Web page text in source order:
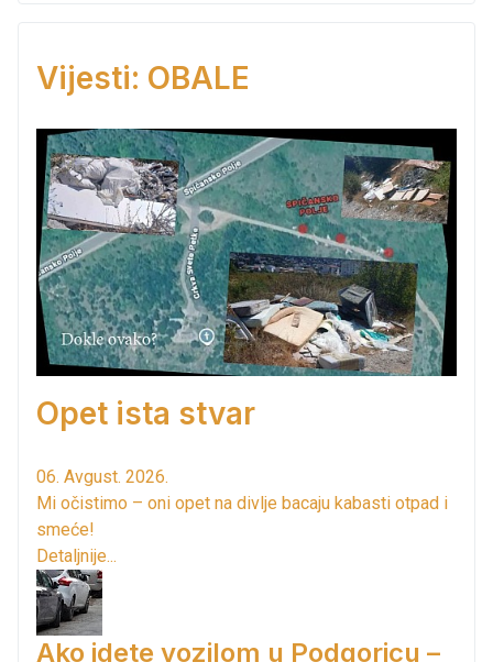
Vijesti: OBALE
Opet ista stvar
06. Avgust. 2026.
Mi očistimo – oni opet na divlje bacaju kabasti otpad i
smeće!
Detaljnije...
Ako idete vozilom u Podgoricu –